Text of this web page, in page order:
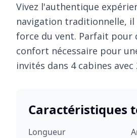
Vivez l'authentique
navigation traditionnelle, il
force du vent. Parfait pour
confort nécessaire pour
invités dans 4 cabines
Caractéristiques
Longueur